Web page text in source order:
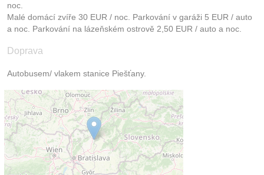
noc.
Malé domácí zvíře 30 EUR / noc. Parkování v garáži 5 EUR / auto
a noc. Parkování na lázeňském ostrově 2,50 EUR / auto a noc.
Doprava
Autobusem/ vlakem stanice Piešťany.